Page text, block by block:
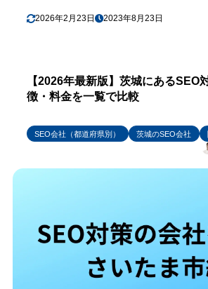
2026年2月23日 2023年8月23日
【2026年最新版】茨城にあるSEO
徴・料金を一覧で比較
SEO会社（都道府県別） 茨城のSEO会社